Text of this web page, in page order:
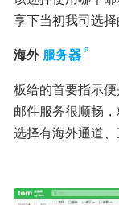
享下当初我司选
海外 服务器
板给的首要指示
邮件服务很顺畅
选择有海外通道